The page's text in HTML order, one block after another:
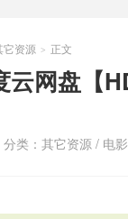
它资源 > 正文
云网盘【
分类： 其它资源 / 电